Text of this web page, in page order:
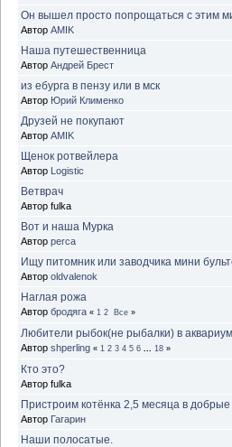
Он вышел просто попрощаться с этим
Автор AMIK
Наша путешественница
Автор Андрей Брест
из ебурга в пензу или в мск
Автор Юрий Клименко
Друзей не покупают
Автор AMIK
Щенок ротвейлера
Автор Logistic
Ветврач
Автор fulka
Вот и наша Мурка
Автор perca
Ищу питомник или заводчика мини
Автор oldvalenok
Наглая рожа
Автор бродяга « 1 2 Все »
Любители рыбок(не рыбалки) в
Автор shperling « 1 2 3 4 5 6 18 »
Кто это?
Автор fulka
Пристроим котёнка 2,5 месяца в
Автор Гагарин
Наши полосатые.